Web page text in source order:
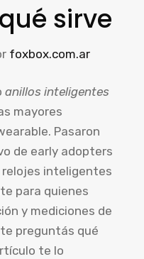
sirve
foxbox.com.ar
anillos inteligentes
mayores
Pasaron
de early adopters
inteligentes
para quienes
y mediciones de
preguntás qué
te lo